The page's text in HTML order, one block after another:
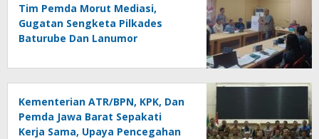
Tim Pemda Morut Mediasi,
Gugatan Sengketa Pilkades
Baturube Dan Lanumor
Kementerian ATR/BPN, KPK, Dan
Pemda Jawa Barat Sepakati
Kerja Sama, Upaya Pencegahan